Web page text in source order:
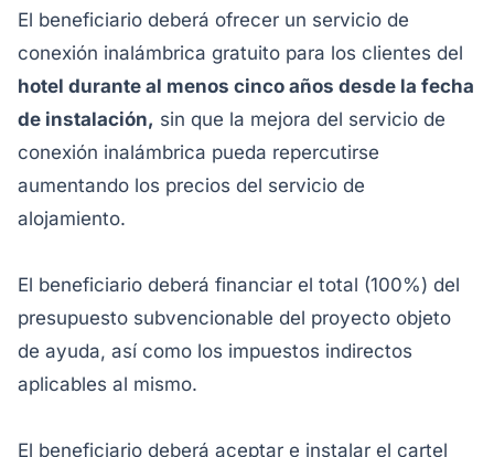
El beneficiario deberá ofrecer un servicio de
conexión inalámbrica gratuito para los clientes del
hotel durante al menos cinco años desde la fecha
de instalación, sin que la mejora del servicio de
conexión inalámbrica pueda repercutirse
aumentando los precios del servicio de
alojamiento.
El beneficiario deberá financiar el total (100%) del
presupuesto subvencionable del proyecto objeto
de ayuda, así como los impuestos indirectos
aplicables al mismo.
El beneficiario deberá aceptar e instalar el cartel